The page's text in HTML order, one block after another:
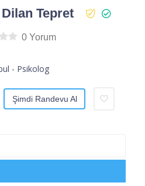
Tepret
0 Yorum
- Psikolog
Şimdi Randevu Al